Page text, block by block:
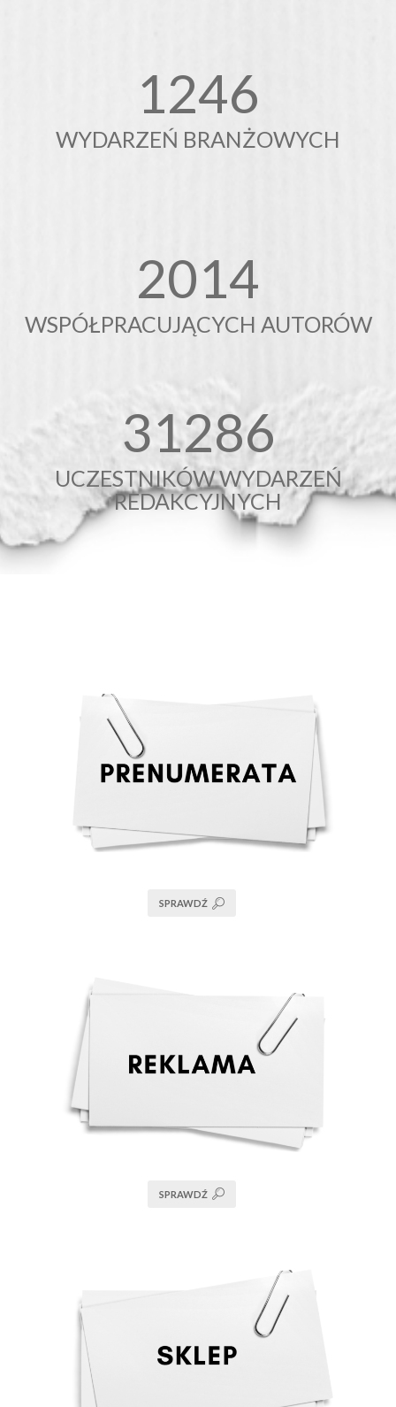
1250
WYDARZEŃ BRANŻOWYCH
2021
WSPÓŁPRACUJĄCYCH AUTORÓW
31393
UCZESTNIKÓW WYDARZEŃ
REDAKCYJNYCH
SPRAWDŹ
SPRAWDŹ